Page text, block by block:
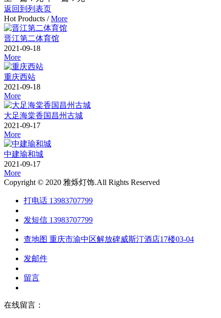
返回到列表页
Hot Products / More
晋江第二体育馆
2021-09-18
More
重庆西站
2021-09-18
More
大足海棠香国昌州古城
2021-09-17
More
中建瑜和城
2021-09-17
More
Copyright © 2020 雅烁灯饰.All Rights Reserved
打电话 13983707799
发短信 13983707799
查地图 重庆市渝中区解放碑威斯汀酒店17楼03-04
发邮件
留言
在线留言：